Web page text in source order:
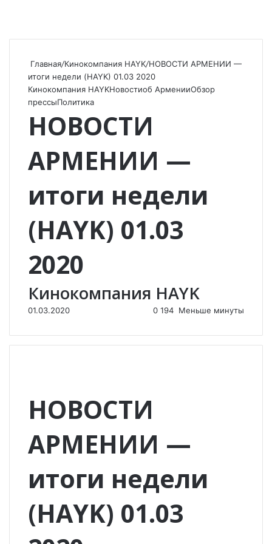
Главная/Кинокомпания HAYK/НОВОСТИ АРМЕНИИ —
итоги недели (HAYK) 01.03 2020
Кинокомпания HAYKНовостиоб АрменииОбзор
прессыПолитика
НОВОСТИ
АРМЕНИИ —
итоги недели
(HAYK) 01.03
2020
Кинокомпания HAYK
01.03.2020 0 194 Меньше минуты
НОВОСТИ
АРМЕНИИ —
итоги недели
(HAYK) 01.03